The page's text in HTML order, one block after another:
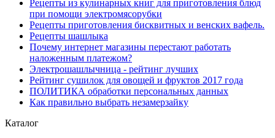
Рецепты из кулинарных книг для приготовления блюд
при помощи электромясорубки
Рецепты приготовления бисквитных и венских вафель.
Рецепты шашлыка
Почему интернет магазины перестают работать
наложенным платежом?
Электрошашлычница - рейтинг лучших
Рейтинг сушилок для овощей и фруктов 2017 года
ПОЛИТИКА обработки персональных данных
Как правильно выбрать незамерзайку
Каталог